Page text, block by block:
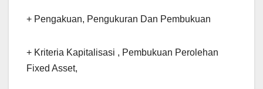
+ Pengakuan, Pengukuran Dan Pembukuan
+ Kriteria Kapitalisasi , Pembukuan Perolehan
Fixed Asset,